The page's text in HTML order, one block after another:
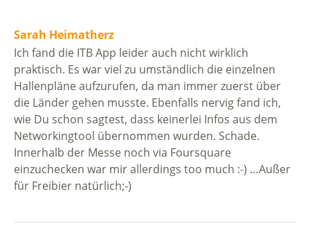
Sarah Heimatherz
Ich fand die ITB App leider auch nicht wirklich
praktisch. Es war viel zu umständlich die einzelnen
Hallenpläne aufzurufen, da man immer zuerst über
die Länder gehen musste. Ebenfalls nervig fand ich,
wie Du schon sagtest, dass keinerlei Infos aus dem
Networkingtool übernommen wurden. Schade.
Innerhalb der Messe noch via Foursquare
einzuchecken war mir allerdings too much :-) …Außer
für Freibier natürlich;-)